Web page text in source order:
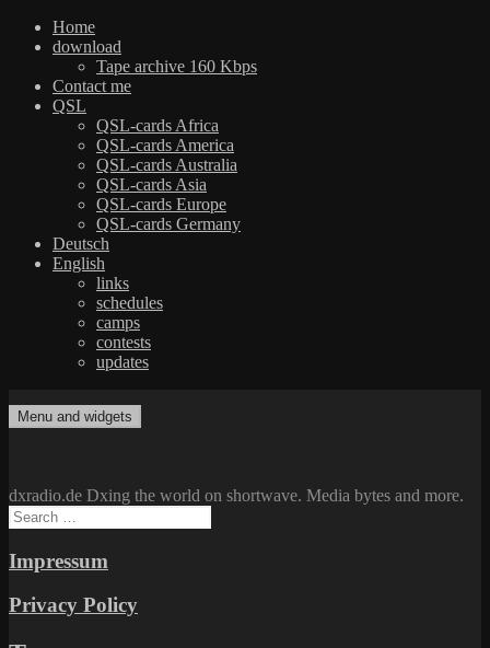
Home
download
Tape archive 160 Kbps
Contact me
QSL
QSL-cards Africa
QSL-cards America
QSL-cards Australia
QSL-cards Asia
QSL-cards Europe
QSL-cards Germany
Deutsch
English
links
schedules
camps
contests
updates
to
dxradio.de
DXing the world on shortwave
Menu and widgets
dxradio.de Dxing the world on shortwave. Media bytes and more.
Search
for:
Impressum
Privacy Policy